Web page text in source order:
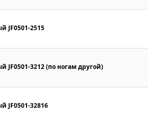
JF0501-2515
JF0501-3212 (по ногам другой)
JF0501-32816